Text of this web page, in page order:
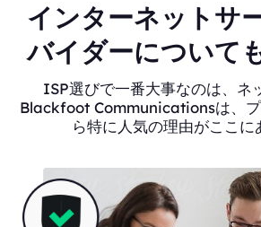
インターネットサ
バイダーについて
ISP選びで一番大事なのは、ネ
Blackfoot Communicationsは、
ら特に人気の理由がここに